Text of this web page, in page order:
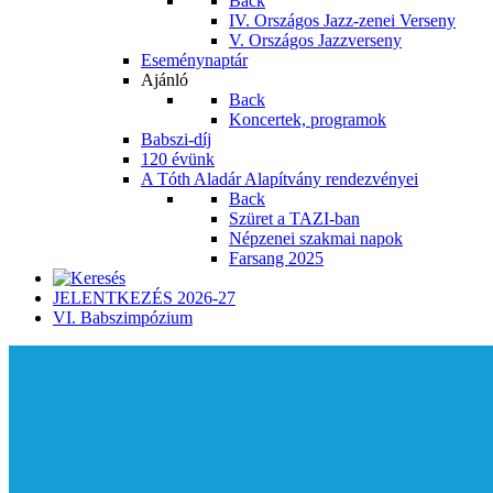
IV. Országos Jazz-zenei Verseny
V. Országos Jazzverseny
Eseménynaptár
Ajánló
Back
Koncertek, programok
Babszi-díj
120 évünk
A Tóth Aladár Alapítvány rendezvényei
Back
Szüret a TAZI-ban
Népzenei szakmai napok
Farsang 2025
JELENTKEZÉS 2026-27
VI. Babszimpózium